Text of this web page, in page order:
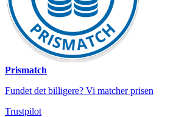
Prismatch
Fundet det billigere? Vi matcher prisen
Trustpilot